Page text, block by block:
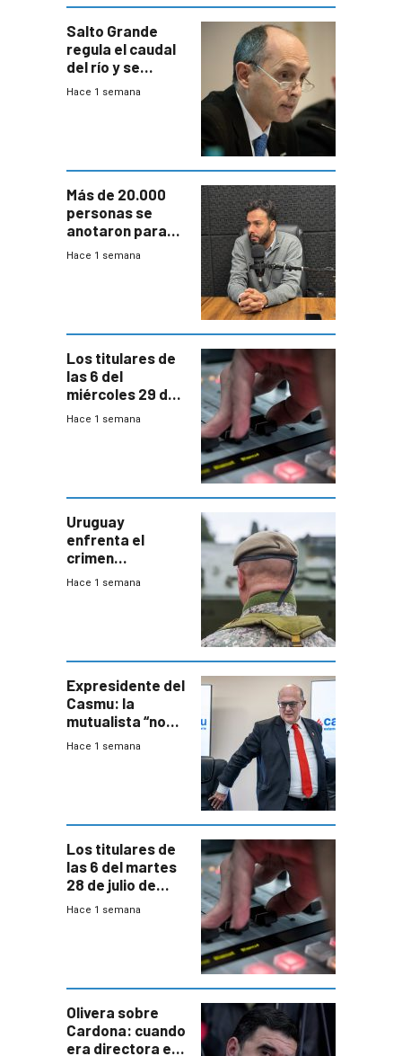
Salto Grande
regula el caudal
del río y se
prepara para un
Hace 1 semana
Más de 20.000
personas se
anotaron para
las pruebas
Hace 1 semana
Los titulares de
las 6 del
miércoles 29 de
julio de 2026
Hace 1 semana
Uruguay
enfrenta el
crimen
organizado con
seguridad
Hace 1 semana
Expresidente del
Casmu: la
mutualista “no
está para pagar”
Hace 1 semana
Los titulares de
las 6 del martes
28 de julio de
2026
Hace 1 semana
Olivera sobre
Cardona: cuando
era directora en